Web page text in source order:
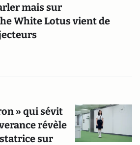
mais sur
White Lotus vient de
» qui sévit
révèle
sur